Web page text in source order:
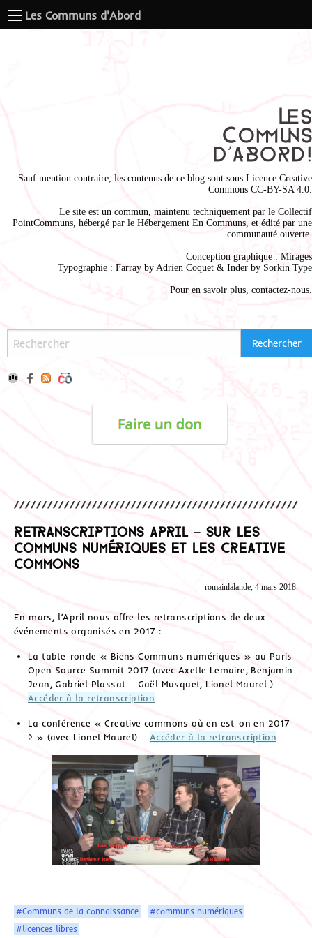
Les Communs d'Abord
Sauf mention contraire, les contenus de ce blog sont sous Licence Creative
Commons CC-BY-SA 4.0
Le site est un commun, maintenu techniquement par le Collectif
PointCommuns , hébergé par le Hébergement En Communs , et édité par une
communauté ouverte.
Conception graphique : Mirages
Typographie : Farray by Adrien Coquet & Inder by Sorkin Type
Pour en savoir plus, contactez-nous
Retranscriptions April – sur les
Communs numériques et les Creative
Commons
romainlalande, 4 mars 2018.
En mars, l’April nous offre les retranscriptions de deux
événements organisés en 2017 :
Latable-ronde « Biens Communs numériques » au Paris
Open Source Summit 2017 (avec Axelle Lemaire, Benjamin
Jean, Gabriel Plassat – Gaël Musquet, Lionel Maurel ) –
Accéder à la retranscription
La conférence «Creative commons où en est-on en 2017
? » (avec Lionel Maurel) – Accéder à la retranscription
#Communs de la connaissance
#communs numériques
#licences libres